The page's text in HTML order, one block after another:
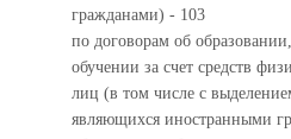
гражданами) - 103
по договорам об
обучении за счет средств
лиц (в том числе с
являющихся иностранными